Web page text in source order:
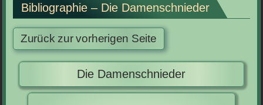
Bibliographie – Die Damenschnieder
Die Damenschnieder